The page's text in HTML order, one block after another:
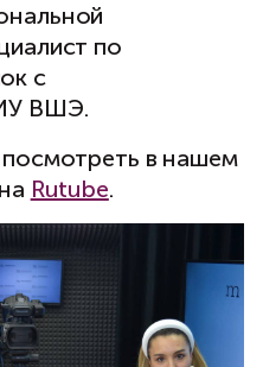
по
с
ВШЭ.
в нашем
Rutube.